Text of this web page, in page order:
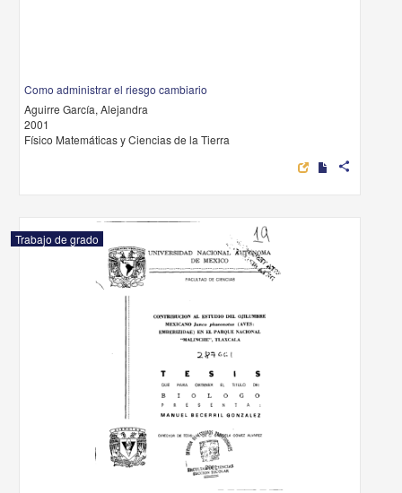
Como administrar el riesgo cambiario
Aguirre García, Alejandra
2001
Físico Matemáticas y Ciencias de la Tierra
share
Trabajo de grado